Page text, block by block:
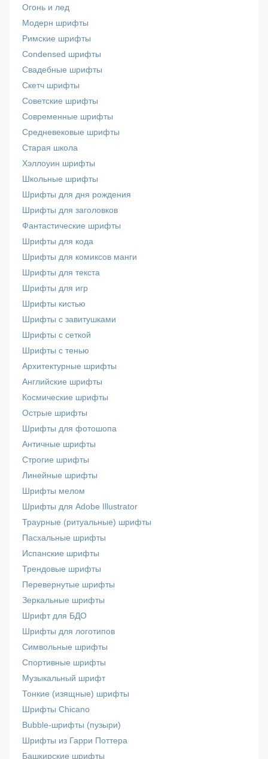
Огонь и лед
Модерн шрифты
Римские шрифты
Сondensed шрифты
Свадебные шрифты
Скетч шрифты
Советские шрифты
Современные шрифты
Средневековые шрифты
Старая школа
Хэллоуин шрифты
Школьные шрифты
Шрифты для дня рождения
Шрифты для заголовков
Фантастические шрифты
Шрифты для кода
Шрифты для комиксов манги
Шрифты для текста
Шрифты для игр
Шрифты кистью
Шрифты с завитушками
Шрифты с сеткой
Шрифты с тенью
Архитектурные шрифты
Английские шрифты
Космические шрифты
Острые шрифты
Шрифты для фотошопа
Античные шрифты
Строгие шрифты
Линейные шрифты
Шрифты мелом
Шрифты для Adobe Illustrator
Траурные (ритуальные) шрифты
Пасхальные шрифты
Испанские шрифты
Трендовые шрифты
Перевернутые шрифты
Зеркальные шрифты
Шрифт для БДО
Шрифты для логотипов
Символьные шрифты
Спортивные шрифты
Музыкальный шрифт
Тонкие (изящные) шрифты
Шрифты Chicano
Bubble-шрифты (пузыри)
Шрифты из Гарри Поттера
Башкирские шрифты